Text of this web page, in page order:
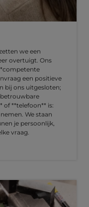
we een
overtuigt. Ons
een positieve
bij ons uitgesloten;
of **telefoon** is:
We staan
je persoonlijk,
vraag.